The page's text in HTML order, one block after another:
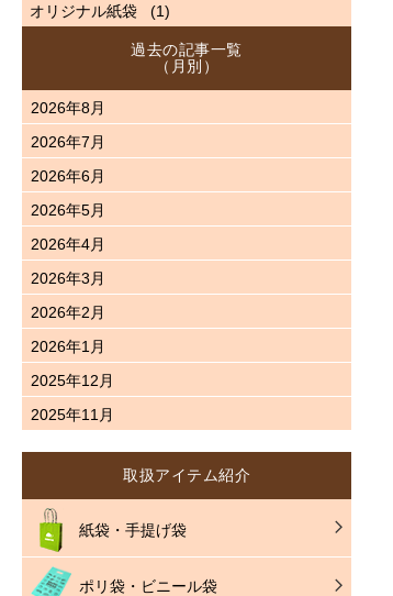
オリジナル紙袋
(1)
過去の記事一覧
（月別）
2026年8月
2026年7月
2026年6月
2026年5月
2026年4月
2026年3月
2026年2月
2026年1月
2025年12月
2025年11月
取扱アイテム紹介
紙袋・手提げ袋
ポリ袋・ビニール袋